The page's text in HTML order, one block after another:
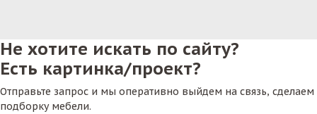
Не хотите искать по сайту?
Есть картинка/проект?
Отправьте запрос и мы оперативно выйдем на связь, сделаем
подборку мебели.